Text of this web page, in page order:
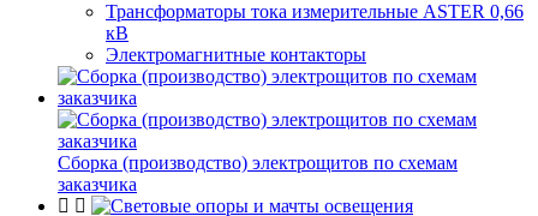
Трансформаторы тока измерительные ASTER 0,66
кВ
Электромагнитные контакторы
Сборка (производство) электрощитов по схемам
заказчика